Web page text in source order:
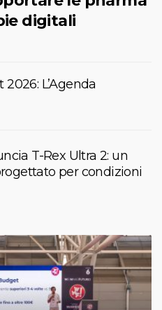
digitali
L’Agenda
T-Rex Ultra 2: un
per condizioni